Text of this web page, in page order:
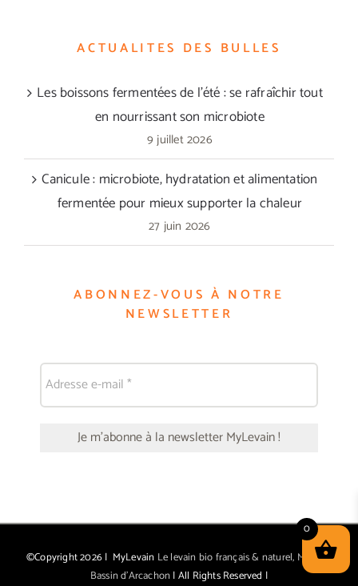
ACTUALITES DES BULLES
Les boissons fermentées de l’été : se rafraîchir tout
en nourrissant son microbiote
9 juillet 2026
Canicule : microbiote, hydratation et alimentation
fermentée pour mieux supporter la chaleur
27 juin 2026
ABONNEZ-VOUS À NOTRE
NEWSLETTER
©Copyright2026 | MyLevain Le levain bio français & naturel, Made in
Bassin d'Arcachon | All Rights Reserved |
0